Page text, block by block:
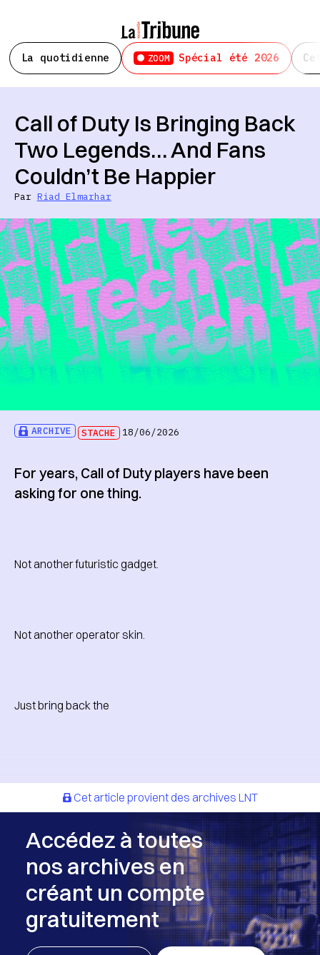
La quotidienne ZOOM Spécial été 2026
ARCHIVE STACHE 18/06/2026
Call of Duty Is Bringing Back
Two Legends… And Fans
Couldn’t Be Happier
Par Riad Elmarhar
For years, Call of Duty players have been
asking for one thing.
Not another futuristic gadget.
Not another operator skin.
Just bring back the
Cet article provient des archives LNT
Accédez à toutes
nos archives en
créant un compte
gratuitement